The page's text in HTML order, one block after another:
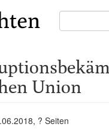
Suche
in
Union
, ? Seiten